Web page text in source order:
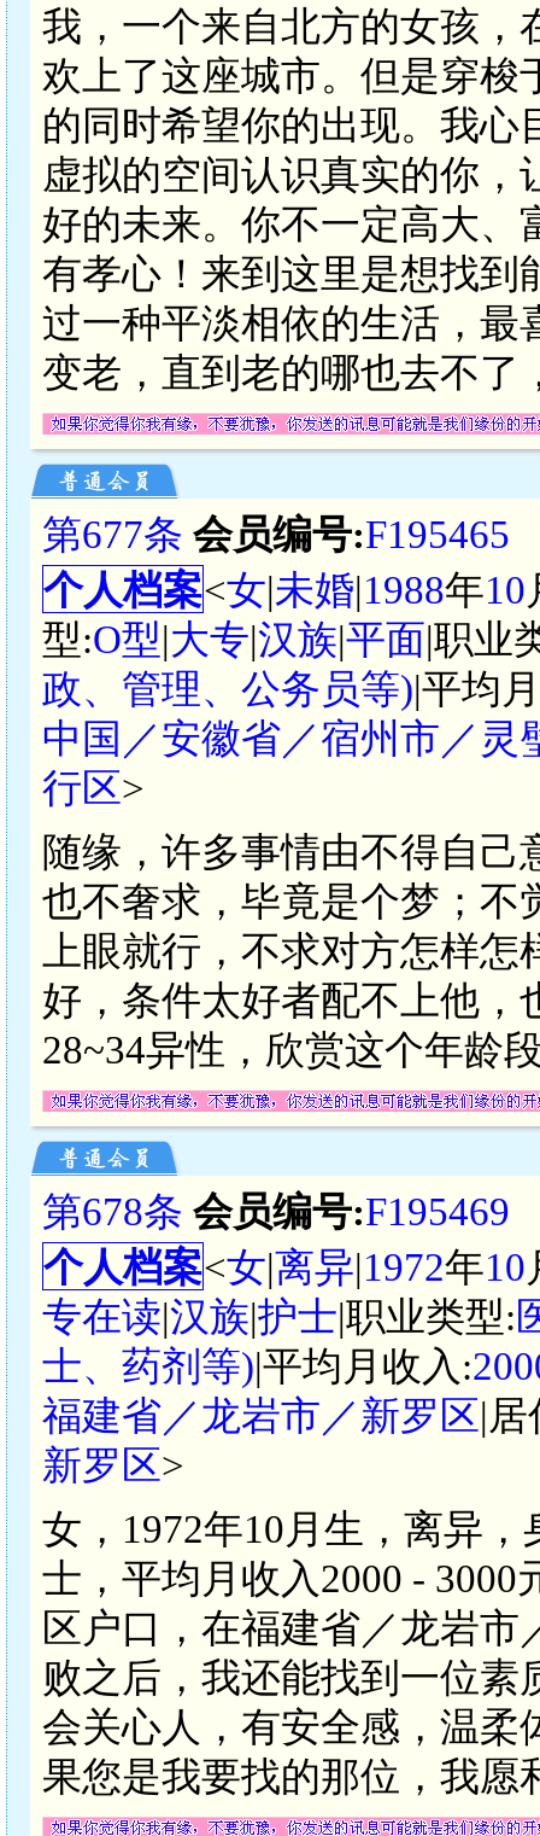
我，一个来自北方的女孩，
欢上了这座城市。但是穿梭
的同时希望你的出现。我
虚拟的空间认识真实的你
好的未来。你不一定高大、
有孝心！来到这里是想找到
过一种平淡相依的生活，最
变老，直到老的哪也去不了
第677条 会员编号:F195465
个人档案<女|未婚|1988年10
型:O型|大专|汉族|平面|职业
政、管理、公务员等)|平均
中国／安徽省／宿州市／灵
行区>
随缘，许多事情由不得自
也不奢求，毕竟是个梦；不
上眼就行，不求对方怎样
好，条件太好者配不上他，
28~34异性，欣赏这个年
第678条 会员编号:F195469
个人档案<女|离异|1972年10
专在读|汉族|护士|职业类型:
士、药剂等)|平均月收入:
福建省／龙岩市／新罗区|居
新罗区>
女，1972年10月生，离异
士，平均月收入2000 -
区户口，在福建省／龙岩
败之后，我还能找到一位
会关心人，有安全感，温柔
果您是我要找的那位，我愿